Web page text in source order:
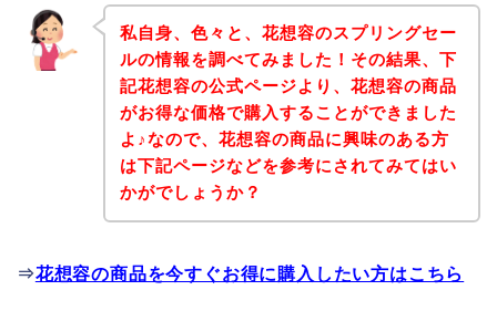
私自身、色々と、花想容のスプリングセー
ルの情報を調べてみました！その結果、下
記花想容の公式ページより、花想容の商品
がお得な価格で購入することができました
よ♪なので、花想容の商品に興味のある方
は下記ページなどを参考にされてみてはい
かがでしょうか？
⇒花想容の商品を今すぐお得に購入したい方はこちら